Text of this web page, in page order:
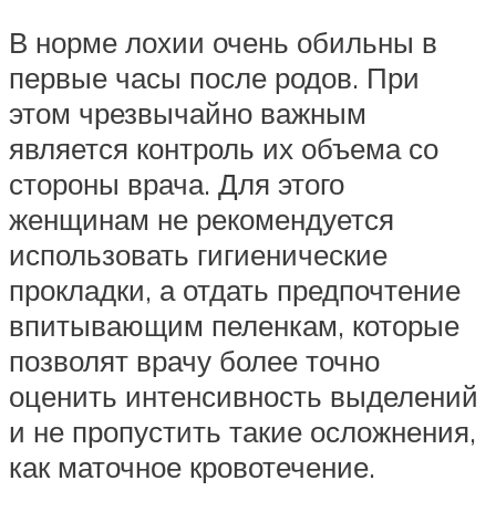
В норме лохии очень обильны в
первые часы после родов. При
этом чрезвычайно важным
является контроль их объема со
стороны врача. Для этого
женщинам не рекомендуется
использовать гигиенические
прокладки, а отдать предпочтение
впитывающим пеленкам, которые
позволят врачу более точно
оценить интенсивность выделений
и не пропустить такие осложнения,
как маточное кровотечение.